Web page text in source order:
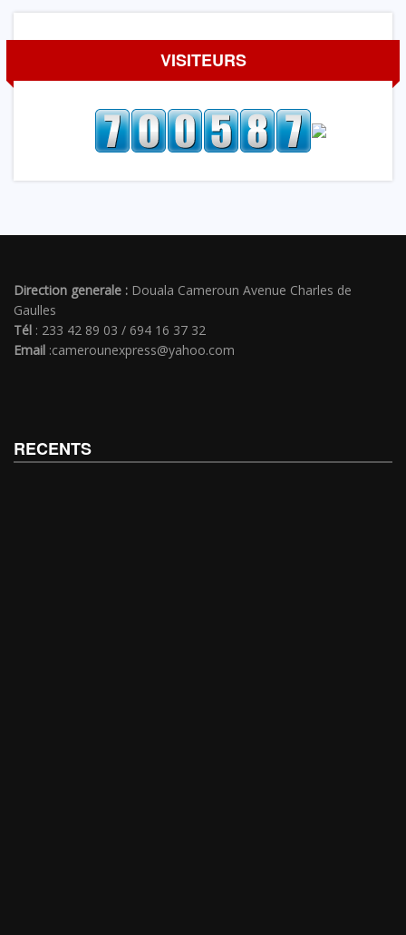
VISITEURS
Direction generale : Douala Cameroun Avenue Charles de
Gaulles
Tél : 233 42 89 03 / 694 16 37 32
Email :camerounexpress@yahoo.com
RECENTS